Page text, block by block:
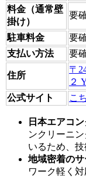
料金（通常壁
掛け）
要
駐車料金
要
支払い方法
要
住所
〒
２
公式サイト
こ
日本エアコ
ンクリーニ
いるため、技
地域密着のサ
ワーク軽く対